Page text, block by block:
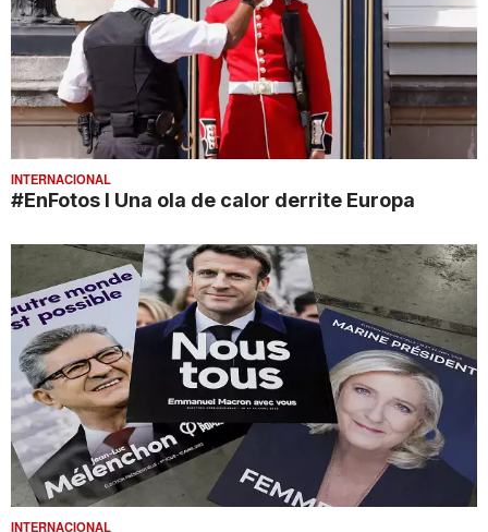
INTERNACIONAL
#EnFotos l Una ola de calor derrite Europa
INTERNACIONAL